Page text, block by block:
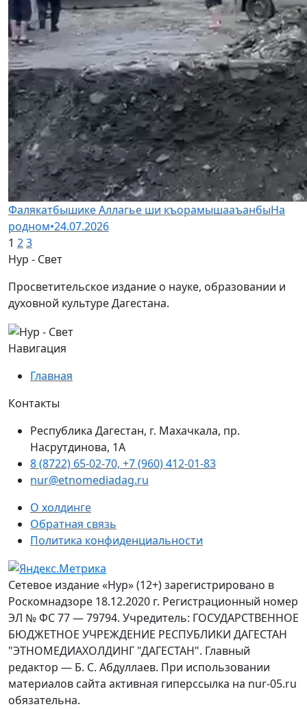
Фалякатбышике Аллагье ши къорамышааъанбыНа
родном•24.07.2026
1 23
Нур - Свет
Просветительское издание о науке, образовании и
духовной культуре Дагестана.
Навигация
Главная
Контакты
Республика Дагестан, г. Махачкала, пр.
Насрутдинова, 1А
8 (8722) 65-02-70, +7 (960) 412-01-83
nur@etnomediadag.ru
О холдинге
Обратная связь
Политика конфиденциальности
Сетевое издание «Нур» (12+) зарегистрировано в
Роскомнадзоре 18.12.2020 г. Регистрационный номер
ЭЛ № ФС 77 — 79794. Учредитель: ГОСУДАРСТВЕННОЕ
БЮДЖЕТНОЕ УЧРЕЖДЕНИЕ РЕСПУБЛИКИ ДАГЕСТАН
"ЭТНОМЕДИАХОЛДИНГ "ДАГЕСТАН". Главный
редактор — Б. С. Абдуллаев. При использовании
материалов сайта активная гиперссылка на nur-05.ru
обязательна.